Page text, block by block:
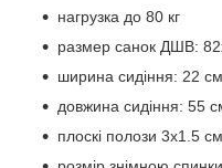
нагрузка до 80 кг
размер санок ДШВ:
ширина сидіння: 22 см
довжина сидіння: 55
плоскі полози 3х1.5 см